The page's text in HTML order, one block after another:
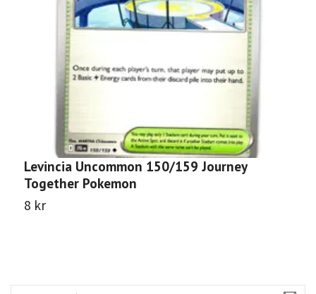
Levincia Uncommon 150/159 Journey
Together Pokemon
8 kr